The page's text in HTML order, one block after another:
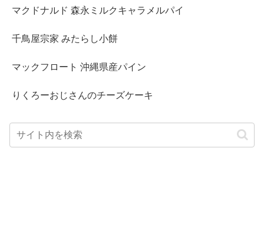
マクドナルド 森永ミルクキャラメルパイ
千鳥屋宗家 みたらし小餅
マックフロート 沖縄県産パイン
りくろーおじさんのチーズケーキ